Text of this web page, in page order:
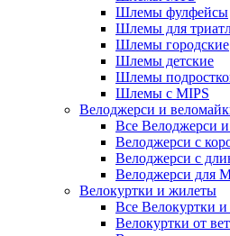
Шлемы фулфейсы
Шлемы для
Шлемы городские
Шлемы детские
Шлемы
Шлемы с MIPS
Велоджерси и
Все Велоджерси
Велоджерси с
Велоджерси с
Велоджерси для
Велокуртки и жилеты
Все Велокуртки
Велокуртки от